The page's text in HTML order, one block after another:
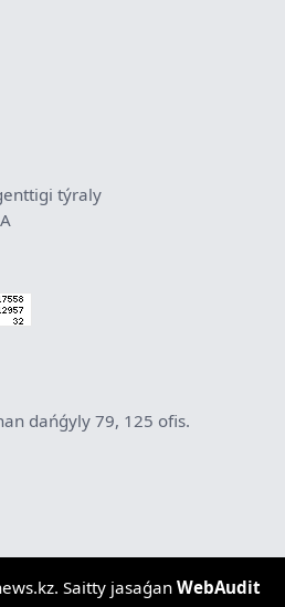
týraly
dańǵyly 79, 125 ofis.
Saitty jasaǵan WebAudit